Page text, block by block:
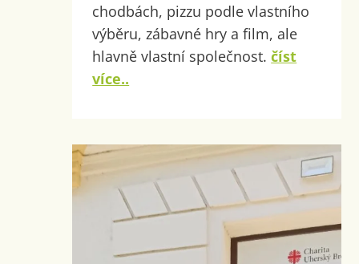
chodbách, pizzu podle vlastního
výběru, zábavné hry a film, ale
hlavně vlastní společnost.číst
více..